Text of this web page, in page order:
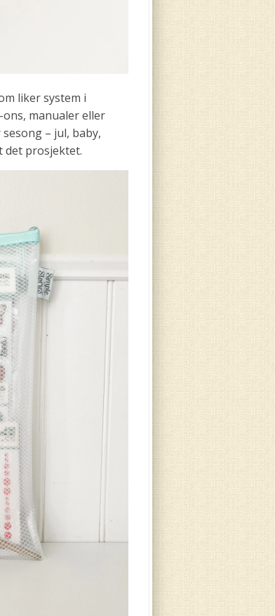
liker system i
manualer eller
– jul, baby,
det prosjektet.